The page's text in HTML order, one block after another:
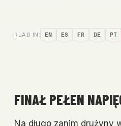
READ IN: EN ES FR DE PT
FINAŁ PEŁEN
Na długo zanim drużyny